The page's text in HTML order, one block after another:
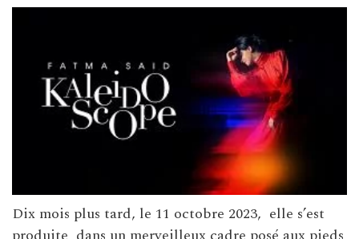
Dix mois plus tard, le 11 octobre 2023, elle s’est